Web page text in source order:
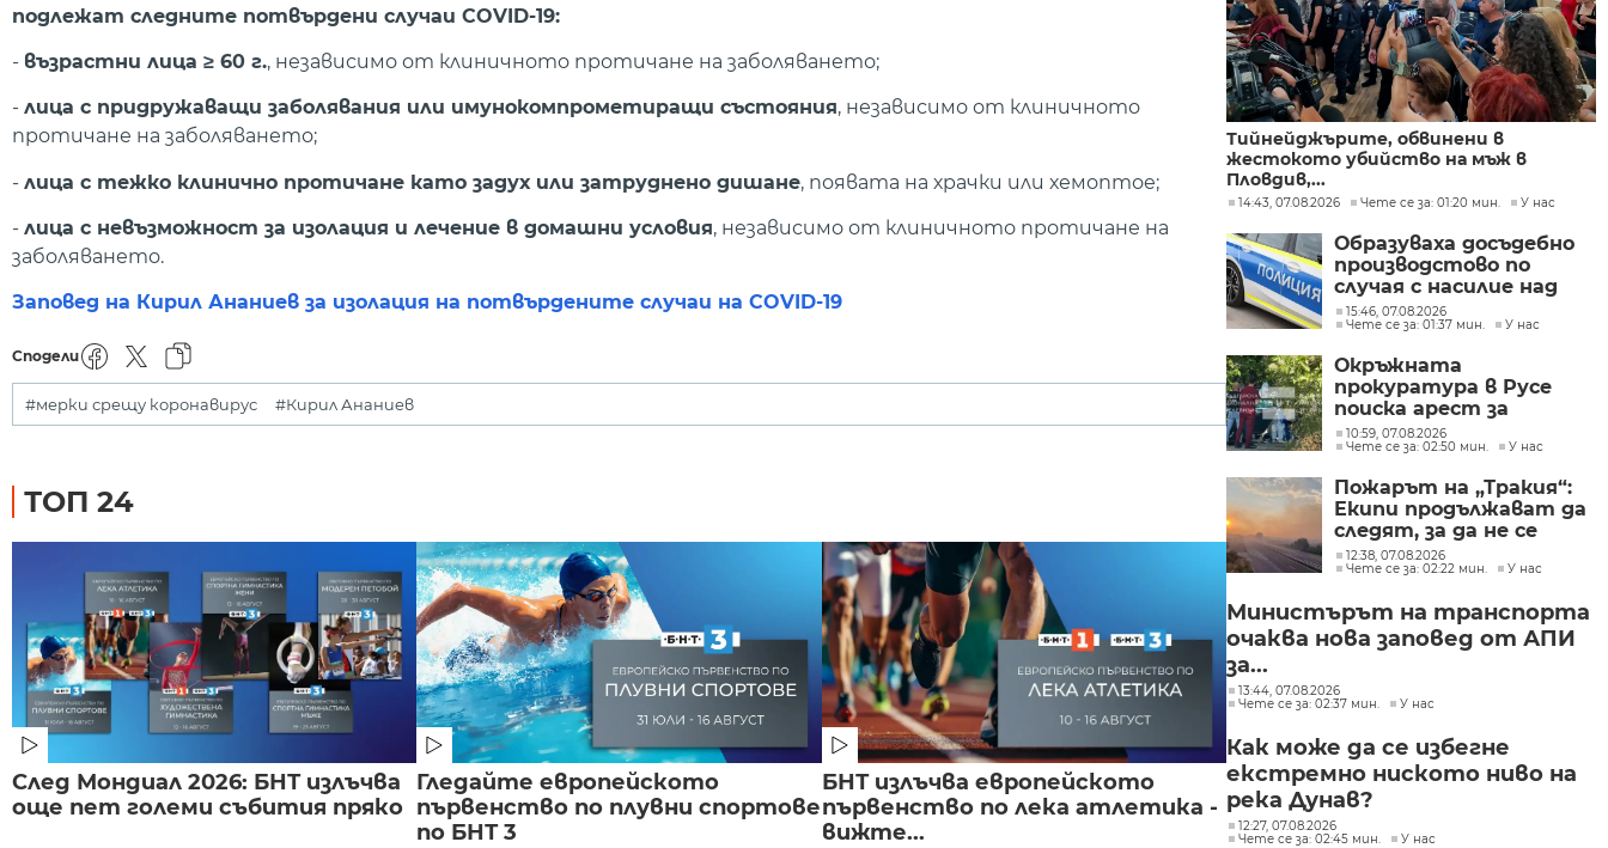
подлежат следните потвърдени случаи COVID-19:
- възрастни лица ≥ 60 г., независимо от клиничното протичане на заболяването;
- лица с придружаващи заболявания или имунокомпрометиращи състояния, независимо от клиничното
протичане на заболяването;
- лица с тежко клинично протичане като задух или затруднено дишане, появата на храчки или хемоптое;
- лица с невъзможност за изолация и лечение в домашни условия, независимо от клиничното протичане на
заболяването.
Заповед на Кирил Ананиев за изолация на потвърдените случаи на COVID-19
Сподели
#мерки срещу коронавирус #Кирил Ананиев
ТОП 24
След Мондиал 2026: БНТ излъчва
още пет големи събития пряко
Гледайте европейското
първенство по плувни спортове
по БНТ 3
БНТ излъчва европейското
първенство по лека атлетика -
вижте...
Тийнейджърите, обвинени в
жестокото убийство на мъж в
Пловдив,...
14:43, 07.08.2026 Чете се за: 01:20 мин. У нас
Образуваха досъдебно
производстово по
случая с насилие над
дете в Радомир
15:46, 07.08.2026
Чете се за: 01:37 мин.
У нас
Окръжната
прокуратура в Русе
поиска арест за
петима от
участниците в
разбитата
лаборатория за
фентанил
10:59, 07.08.2026
Чете се за: 02:50 мин.
У нас
Пожарът на „Тракия“:
Екипи продължават да
следят, за да не се
разпространява
огънят
12:38, 07.08.2026
Чете се за: 02:22 мин.
У нас
Министърът на транспорта
очаква нова заповед от АПИ
за...
13:44, 07.08.2026
Чете се за: 02:37 мин.
У нас
Как може да се избегне
екстремно ниското ниво на
река Дунав?
12:27, 07.08.2026
Чете се за: 02:45 мин.
У нас